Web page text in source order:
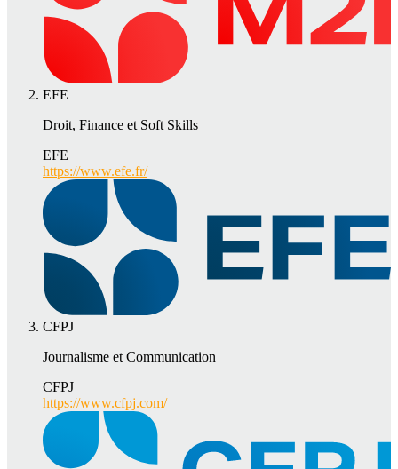
EFE
Droit, Finance et Soft Skills
EFE
https://www.efe.fr/
CFPJ
Journalisme et Communication
CFPJ
https://www.cfpj.com/